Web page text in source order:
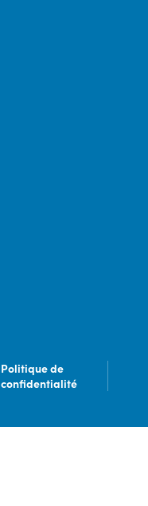
Politique de
confidentialité